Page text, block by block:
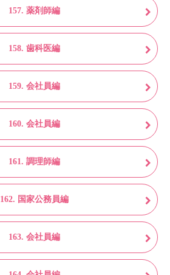
157. 薬剤師編
158. 歯科医編
159. 会社員編
160. 会社員編
161. 調理師編
162. 国家公務員編
163. 会社員編